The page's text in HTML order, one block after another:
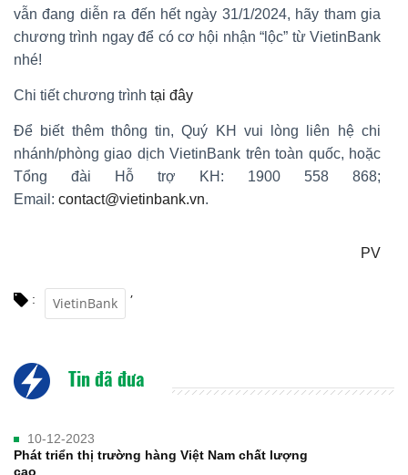
vẫn đang diễn ra đến hết ngày 31/1/2024, hãy tham gia
chương trình ngay để có cơ hội nhận “lộc” từ VietinBank
nhé!
Chi tiết chương trình tại đây
Để biết thêm thông tin, Quý KH vui lòng liên hệ chi
nhánh/phòng giao dịch VietinBank trên toàn quốc, hoặc
Tổng đài Hỗ trợ KH: 1900 558 868;
Email: contact@vietinbank.vn.
PV
: VietinBank
,
Tin đã đưa
10-12-2023
Phát triển thị trường hàng Việt Nam chất lượng
cao